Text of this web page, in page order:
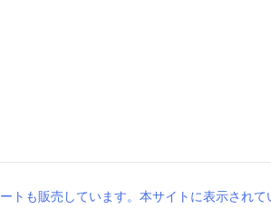
も販売しています。本サイトに表示されて